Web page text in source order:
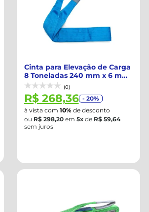
Cinta para Elevação de Carga
8 Toneladas 240 mm x 6 m
com Ol...
(0)
R$ 268,36 - 20%
à vista com 10%de desconto
ou R$ 298,20em 5xde R$ 59,64
sem juros